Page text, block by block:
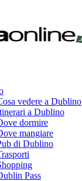
vedere a Dublino
a Dublino
dormire
mangiare
di Dublino
Pass